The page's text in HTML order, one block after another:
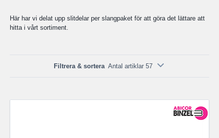
Här har vi delat upp slitdelar per slangpaket för att göra det lättare att
hitta i vårt sortiment.
Filtrera & sortera Antal artiklar 57